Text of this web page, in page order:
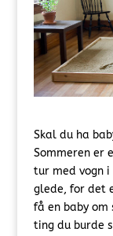
Skal du ha
Sommeren er
tur med vogn
glede, for det
få en baby
ting du burde